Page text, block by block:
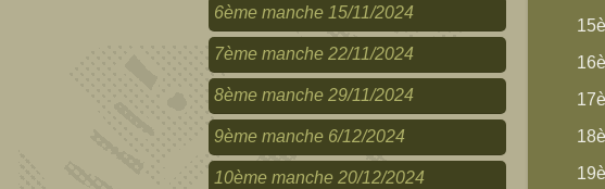
6ème manche 15/11/2024
7ème manche 22/11/2024
8ème manche 29/11/2024
9ème manche 6/12/2024
10ème manche 20/12/2024